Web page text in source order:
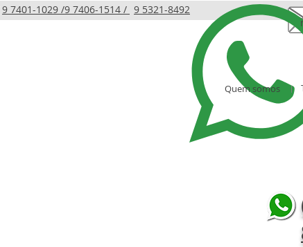
9 7401-1029 / 9 5321-8492
9 7406-1514 /
Quem somos